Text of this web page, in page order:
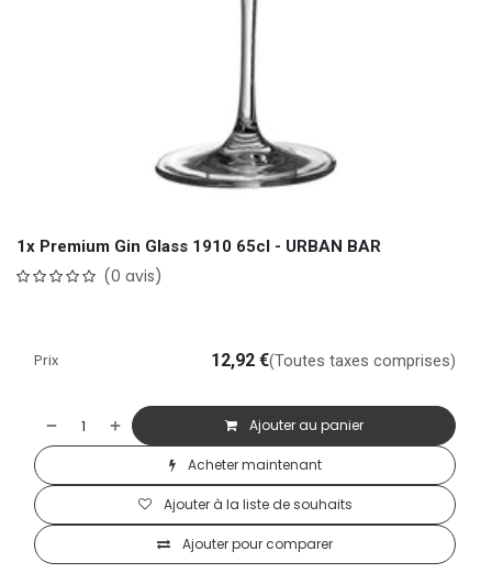
1x Premium Gin Glass 1910 65cl - URBAN BAR
(0 avis)
Ajouter au panier
Acheter maintenant
Ajouter pour comparer
Ajouter à la liste de souhaits
Prix 12,92 €(Toutes taxes comprises)